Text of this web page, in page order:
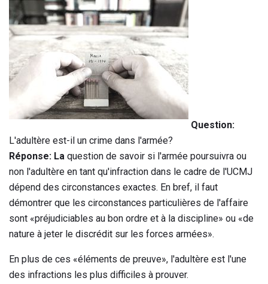
Question:
L'adultère est-il un crime dans l'armée?
Réponse: La question de savoir si l'armée poursuivra ou
non l'adultère en tant qu'infraction dans le cadre de l'UCMJ
dépend des circonstances exactes. En bref, il faut
démontrer que les circonstances particulières de l'affaire
sont «préjudiciables au bon ordre et à la discipline» ou «de
nature à jeter le discrédit sur les forces armées».
En plus de ces «éléments de preuve», l'adultère est l'une
des infractions les plus difficiles à prouver.